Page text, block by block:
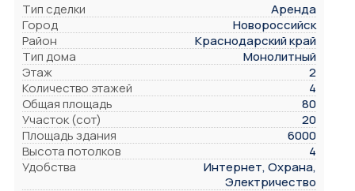
Тип сделки
Аренда
Город
Новороссийск
Район
Краснодарский край
Тип дома
Монолитный
Этаж
2
Количество этажей
4
Общая площадь
80
Участок (сот)
20
Площадь здания
6000
Высота потолков
4
Удобства
Интернет, Охрана,
Электричество